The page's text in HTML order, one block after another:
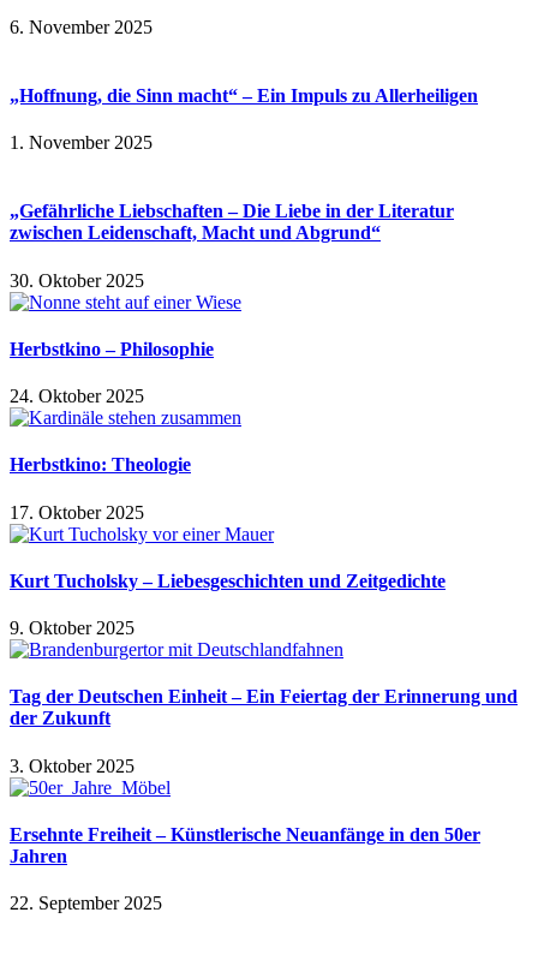
6. November 2025
„Hoffnung, die Sinn macht“ – Ein Impuls zu Allerheiligen
1. November 2025
„Gefährliche Liebschaften – Die Liebe in der Literatur
zwischen Leidenschaft, Macht und Abgrund“
30. Oktober 2025
Herbstkino – Philosophie
24. Oktober 2025
Herbstkino: Theologie
17. Oktober 2025
Kurt Tucholsky – Liebesgeschichten und Zeitgedichte
9. Oktober 2025
Tag der Deutschen Einheit – Ein Feiertag der Erinnerung und
der Zukunft
3. Oktober 2025
Ersehnte Freiheit – Künstlerische Neuanfänge in den 50er
Jahren
22. September 2025